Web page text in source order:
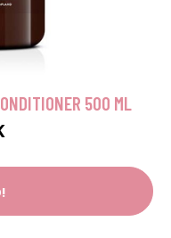
500 ML